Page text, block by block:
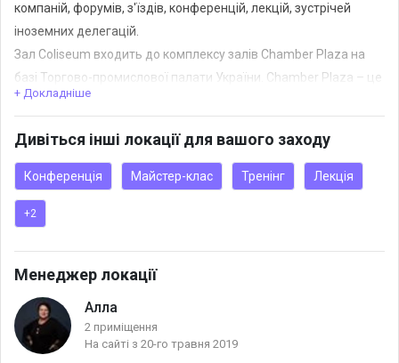
компаній, форумів, з'їздів, конференцій, лекцій, зустрічей
іноземних делегацій.
Зал Coliseum входить до комплексу залів Chamber Plaza на
базі Торгово-промислової палати України. Chamber Plaza – це
багатофункціональний майданчик у самому центрі Києва. Її
Довнар Холл, Виставкова площа, навчальний клас), в яких
можна одночасно проводити концептуально різноманітні
заходи.
реєстрації, організаційного супроводу, монтажу банерних
конструкцій.
Ми маємо власну кейтерингову службу. Для кожного заходу
ми пропонуємо індивідуальне меню.
+ Докладніше
Дивіться інші локації для вашого заходу
Конференція Майстер-клас Тренінг Лекція
+2
Менеджер локації
Алла
2 приміщення
На сайті з 20-го травня 2019